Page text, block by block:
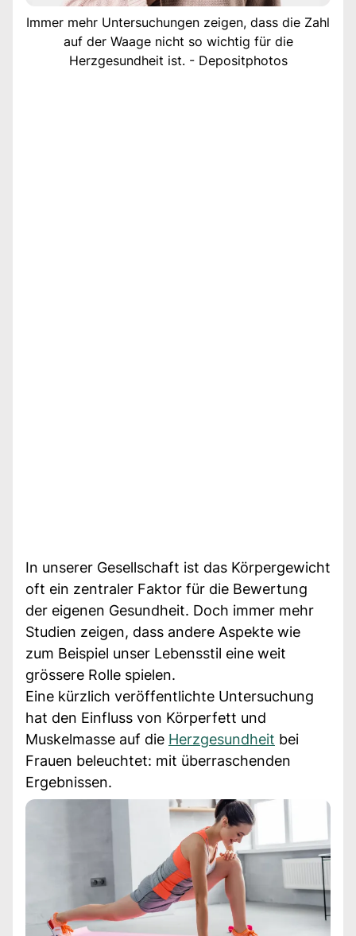
Immer mehr Untersuchungen zeigen, dass die Zahl
auf der Waage nicht so wichtig für die
Herzgesundheit ist. - Depositphotos
In unserer Gesellschaft ist das Körpergewicht
oft ein zentraler Faktor für die Bewertung
der eigenen Gesundheit. Doch immer mehr
Studien zeigen, dass andere Aspekte wie
zum Beispiel unser Lebensstil eine weit
grössere Rolle spielen.
Eine kürzlich veröffentlichte Untersuchung
hat den Einfluss von Körperfett und
Muskelmasse auf die Herzgesundheit bei
Frauen beleuchtet: mit überraschenden
Ergebnissen.